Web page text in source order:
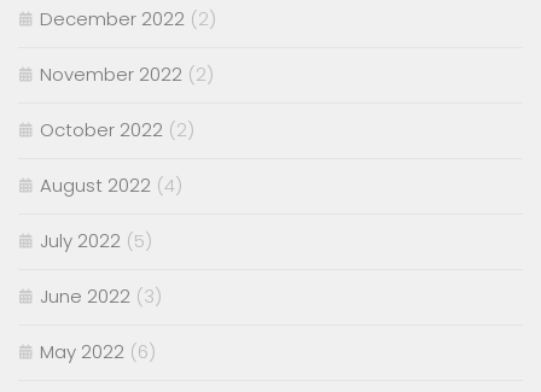
December 2022 (2)
November 2022 (2)
October 2022 (2)
August 2022 (4)
July 2022 (5)
June 2022 (3)
May 2022 (6)